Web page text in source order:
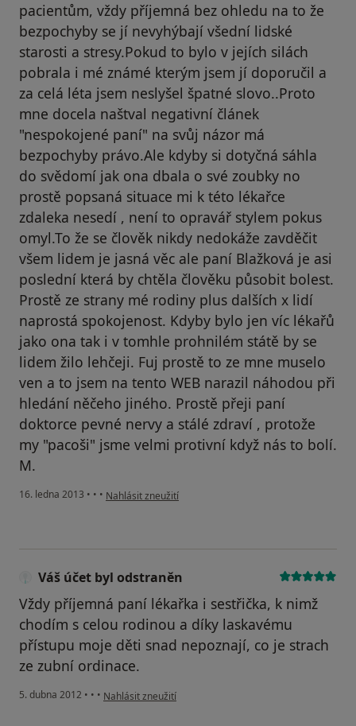
pacientům, vždy příjemná bez ohledu na to že
bezpochyby se jí nevyhýbají všední lidské
starosti a stresy.Pokud to bylo v jejích silách
pobrala i mé známé kterým jsem jí doporučil a
za celá léta jsem neslyšel špatné slovo..Proto
mne docela naštval negativní článek
"nespokojené paní" na svůj názor má
bezpochyby právo.Ale kdyby si dotyčná sáhla
do svědomí jak ona dbala o své zoubky no
prostě popsaná situace mi k této lékařce
zdaleka nesedí , není to opravář stylem pokus
omyl.To že se člověk nikdy nedokáže zavděčit
všem lidem je jasná věc ale paní Blažková je asi
poslední která by chtěla člověku působit bolest.
Prostě ze strany mé rodiny plus dalších x lidí
naprostá spokojenost. Kdyby bylo jen víc lékařů
jako ona tak i v tomhle prohnilém státě by se
lidem žilo lehčeji. Fuj prostě to ze mne muselo
ven a to jsem na tento WEB narazil náhodou při
hledání něčeho jiného. Prostě přeji paní
doktorce pevné nervy a stálé zdraví , protože
my "pacoši" jsme velmi protivní když nás to bolí.
M.
16. ledna 2013 • • • podle názoru uživatele Váš účet byl odstraněn
Nahlásit zneužití
Váš účet byl odstraněn
Vždy příjemná paní lékařka i sestřička, k nimž
chodím s celou rodinou a díky laskavému
přístupu moje děti snad nepoznají, co je strach
ze zubní ordinace.
5. dubna 2012 • • • podle názoru uživatele Váš účet byl odstraněn
Nahlásit zneužití